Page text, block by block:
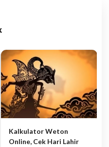
Kalkulator Weton
Online, Cek Hari Lahir